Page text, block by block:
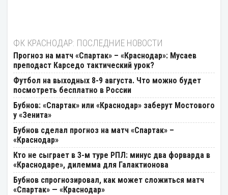
ФК КРАСНОДАР: ПОСЛЕДНИЕ НОВОСТИ
Прогноз на матч «Спартак» – «Краснодар»: Мусаев
преподаст Карседо тактический урок?
Футбол на выходных 8-9 августа. Что можно будет
посмотреть бесплатно в России
Бубнов: «Спартак» или «Краснодар» заберут Мостового
у «Зенита»
Бубнов сделал прогноз на матч «Спартак» –
«Краснодар»
Кто не сыграет в 3-м туре РПЛ: минус два форварда в
«Краснодаре», дилемма для Галактионова
Бубнов спрогнозировал, как может сложиться матч
«Спартак» — «Краснодар»